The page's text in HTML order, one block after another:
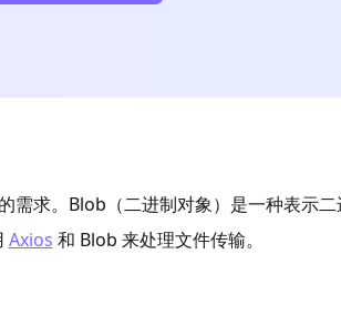
需求。Blob（二进制对象）是一种表示
Axios 和 Blob 来处理文件传输。